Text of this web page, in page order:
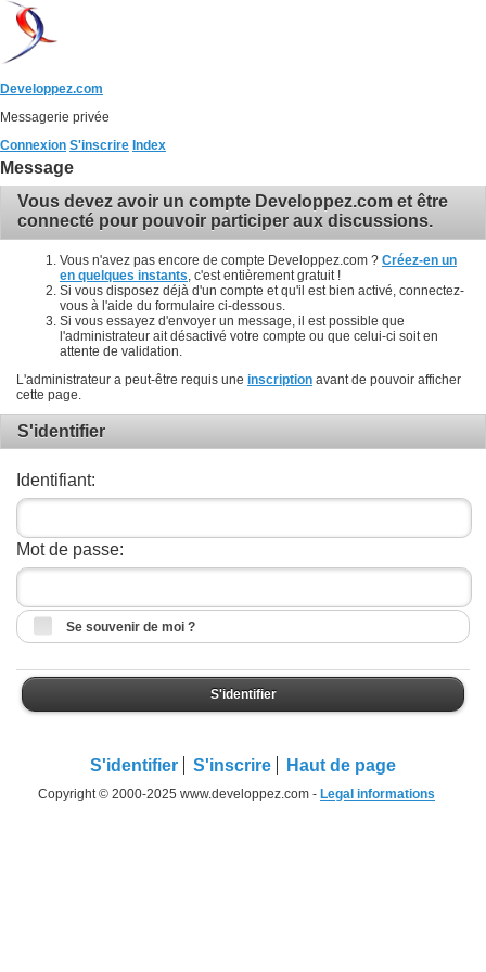
Developpez.com
Messagerie privée
Connexion S'inscrire Index
Message
Vous devez avoir un compte Developpez.com et être
connecté pour pouvoir participer aux discussions.
Vous n'avez pas encore de compte Developpez.com ? Créez-en un
en quelques instants , c'est entièrement gratuit !
Si vous disposez déjà d'un compte et qu'il est bien activé, connectez-
vous à l'aide du formulaire ci-dessous.
Si vous essayez d'envoyer un message, il est possible que
l'administrateur ait désactivé votre compte ou que celui-ci soit en
attente de validation.
L'administrateur a peut-être requis une inscription avant de pouvoir afficher
cette page.
S'identifier
Identifiant:
Mot de passe:
Se souvenir de moi ?
S'identifier
S'identifier S'inscrire Haut de page
Copyright © 2000-2025 www.developpez.com - Legal informations